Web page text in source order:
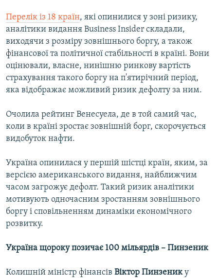
Перелік із 18 країн, які опинилися у зоні ризику,
аналітики видання Business Insider складали,
виходячи з розміру зовнішнього боргу, а також
фінансової та політичної стабільності в країні. Вони
оцінювали, власне, нинішню ринкову вартість
страхування такого боргу на п'ятирічний період,
яка відображає можливий ризик дефолту за ним.
Очолила рейтинг Венесуела, де в той самий час,
коли в країні зростає зовнішній борг, скорочується
видобуток нафти.
Україна опинилася у першій шістці країн, яким, за
версією американського видання, найближчим
часом загрожує дефолт. Такий ризик аналітики
мотивують одночасним зростанням зовнішнього
боргу і сповільненням динаміки економічного
розвитку.
Україна щороку позичає 100 мільярдів – Пинзеник
Колишній міністр фінансів Віктор Пинзенику